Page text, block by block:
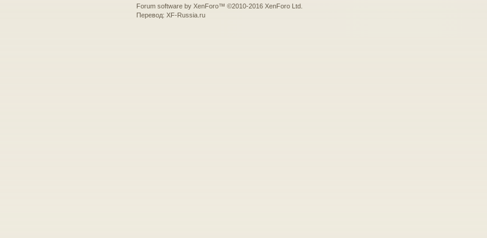
Forum software by XenForo™ ©2010-2016 XenForo Ltd.
Перевод: XF-Russia.ru